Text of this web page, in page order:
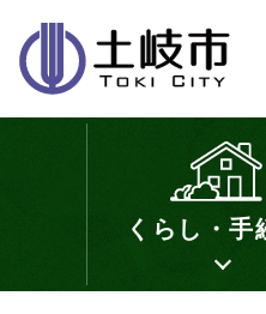
くらし・手